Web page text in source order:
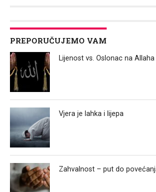
PREPORUČUJEMO VAM
Lijenost vs. Oslonac na Allaha
Vjera je lahka i lijepa
Zahvalnost – put do